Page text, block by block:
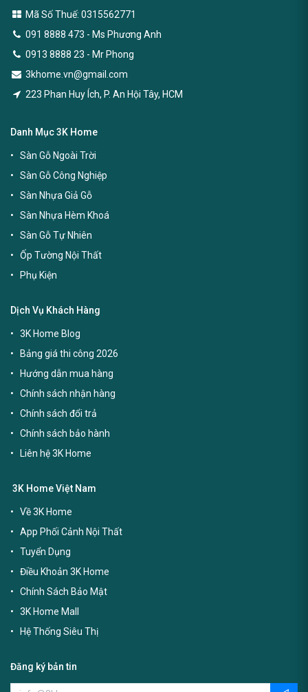
Mã Số Thuế: 0315562771
091 8888 473 - Ms Phương Anh
0913 8888 23 - Mr Phong
3khome.vn@gmail.com
223 Phan Huy Ích, P. An Hội Tây, HCM
Danh Mục 3K Home
Sàn Gỗ Ngoài Trời
Sàn Gỗ Công Nghiệp
Sàn Nhựa Giả Gỗ
Sàn Nhựa Hèm Khoá
Sàn Gỗ Tự Nhiên
Ốp Tường Nội Thất
Phụ Kiện
Dịch Vụ Khách Hàng
3K Home Blog
Bảng giá thi công 2026
Hướng dẫn mua hàng
Chính sách nhận hàng
Chính sách đổi trả
Chính sách bảo hành
Liên hệ 3K Home
3K Home Việt Nam
Về 3K Home
App Phối Cảnh Nội Thất
Tuyển Dụng
Điều Khoản 3K Home
Chính Sách Bảo Mật
3K Home Mall
Hệ Thống Siêu Thị
Đăng ký bản tin